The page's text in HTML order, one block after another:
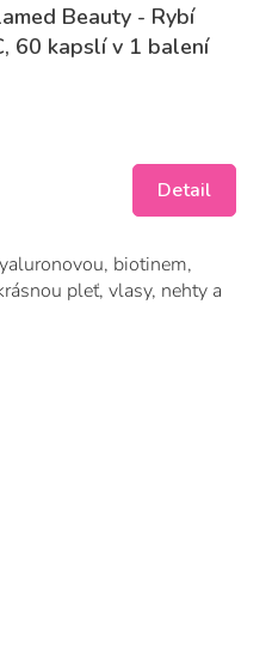
Beauty - Rybí
60 kapslí v 1 balení
Detail
biotinem,
pleť, vlasy, nehty a